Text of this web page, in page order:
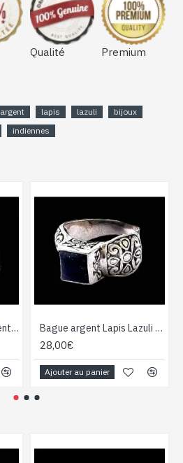
Qualité Premium
argent lapis lazuli
bijoux
indiennes
Bijoux Inde - Bague argent Lapis Lazuli Bague argent Lapis Lazuli - Bijoux Inde - Bijoux indiens
28,00€
Ajouter au panier